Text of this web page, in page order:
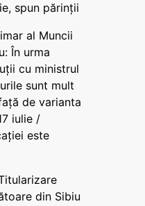
spun părinții
al Muncii
În urma
cu ministrul
sunt mult
de varianta
iulie /
este
din Sibiu